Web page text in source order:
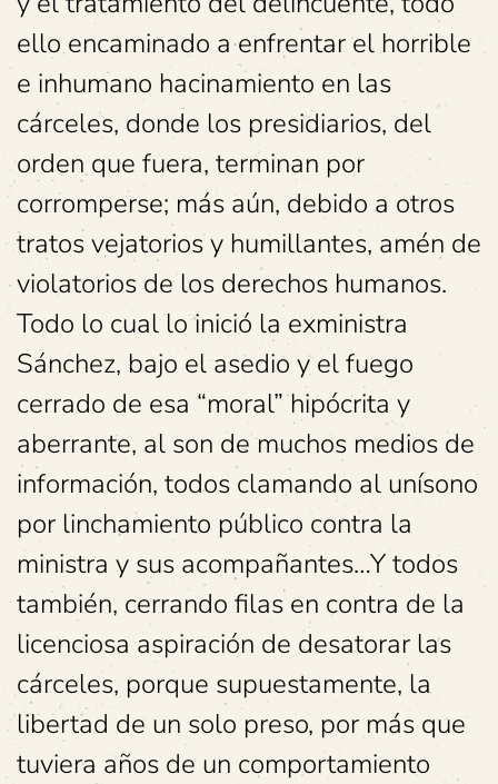
ello encaminado a enfrentar el horrible
e inhumano hacinamiento en las
cárceles, donde los presidiarios, del
orden que fuera, terminan por
corromperse; más aún, debido a otros
tratos vejatorios y humillantes, amén de
violatorios de los derechos humanos.
Todo lo cual lo inició la exministra
Sánchez, bajo el asedio y el fuego
cerrado de esa “moral” hipócrita y
aberrante, al son de muchos medios de
información, todos clamando al unísono
por linchamiento público contra la
ministra y sus acompañantes…Y todos
también, cerrando filas en contra de la
licenciosa aspiración de desatorar las
cárceles, porque supuestamente, la
libertad de un solo preso, por más que
tuviera años de un comportamiento